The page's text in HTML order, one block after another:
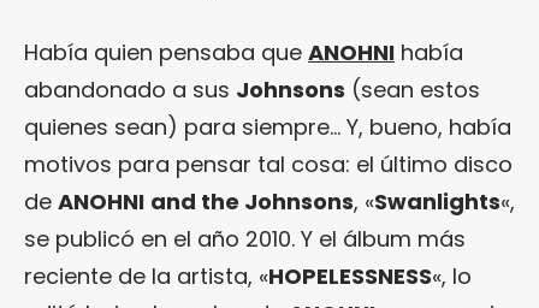
Había quien pensaba que ANOHNI había
abandonado a sus Johnsons (sean estos
quienes sean) para siempre… Y, bueno, había
motivos para pensar tal cosa: el último disco
de ANOHNI and the Johnsons, «Swanlights«,
se publicó en el año 2010. Y el álbum más
reciente de la artista, «HOPELESSNESS«, lo